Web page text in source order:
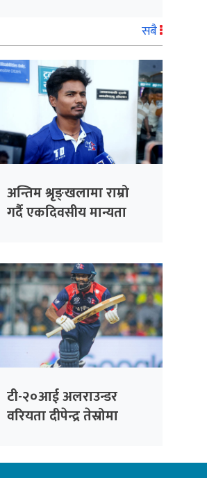
सबै
अन्तिम श्रृङ्खलामा राम्रो
गर्दै एकदिवसीय मान्यता
टी-२०आई अलराउन्डर
वरियता दीपेन्द्र तेस्रोमा